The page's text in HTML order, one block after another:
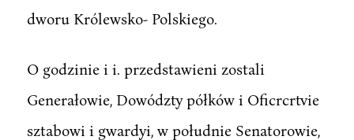
dworu Królewsko- Polskiego.
O godzinie i i. przedstawieni zostali
Generałowie, Dowództy półków i Oficrcrtvie
sztabowi i gwardyi, w południe Senatorowie,